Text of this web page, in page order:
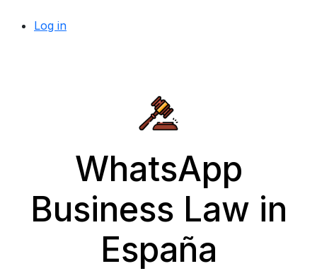
Log in
WhatsApp
Business Law in
España